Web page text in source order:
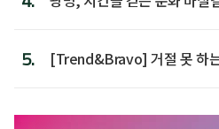
5.
[Trend&Bravo] 거절 못 하